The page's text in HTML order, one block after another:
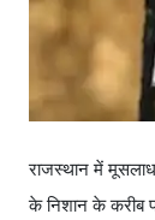
राजस्थान में
के निशान के करीब